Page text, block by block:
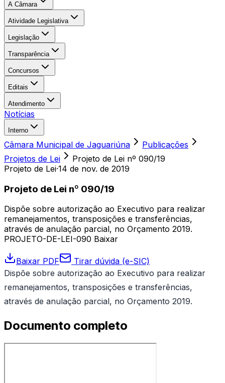
A Câmara
Atividade Legislativa
Legislação
Transparência
Concursos
Editais
Atendimento
Notícias
Interno
Câmara Municipal de Jaguariúna
Publicações
Projetos de Lei
Projeto de Lei nº 090/19
Projeto de Lei·14 de nov. de 2019
Projeto de Lei nº 090/19
Dispõe sobre autorização ao Executivo para realizar
remanejamentos, transposições e transferências,
através de anulação parcial, no Orçamento 2019.
PROJETO-DE-LEI-090 Baixar
Baixar PDF
Tirar dúvida (e-SIC)
Dispõe sobre autorização ao Executivo para realizar
remanejamentos, transposições e transferências,
através de anulação parcial, no Orçamento 2019.
Documento completo